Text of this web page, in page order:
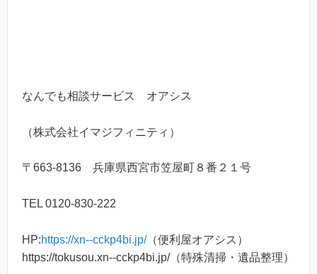
なんでも相談サービス オアシス
（株式会社イマジフィニティ）
〒663-8136 兵庫県西宮市笠屋町８番２１号
TEL 0120-830-222
HP:https://xn--cckp4bi.jp/（便利屋オアシス）
https://tokusou.xn--cckp4bi.jp/（特殊清掃・遺品整理）